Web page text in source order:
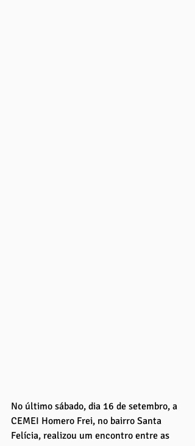
No último sábado, dia 16 de setembro, a
CEMEI Homero Frei, no bairro Santa
Felícia, realizou um encontro entre as